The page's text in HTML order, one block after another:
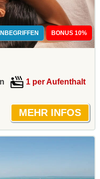
BONUS 10%
1 per Aufenthalt